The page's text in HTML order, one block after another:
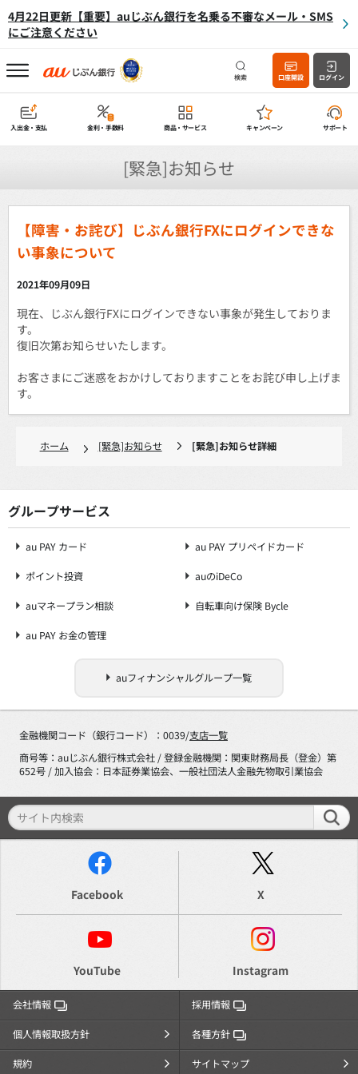
4月22日更新【重要】auじぶん銀行を名乗る不審なメール・SMS
にご注意ください
検索 口座開設 ログイン
入出金・支払 金利・手数料 商品・サービス キャンペーン サポート
[緊急]お知らせ
【障害・お詫び】じぶん銀行FXにログインできな
い事象について
2021年09月09日
現在、じぶん銀行FXにログインできない事象が発生しておりま
す。
復旧次第お知らせいたします。
お客さまにご迷惑をおかけしておりますことをお詫び申し上げま
す。
ホーム [緊急]お知らせ [緊急]お知らせ詳細
グループサービス
au PAY カード au PAY プリペイドカード
ポイント投資 auのiDeCo
auマネープラン相談 自転車向け保険 Bycle
au PAY お金の管理
auフィナンシャルグループ一覧
金融機関コード（銀行コード）：0039/支店一覧
商号等：auじぶん銀行株式会社 / 登録金融機関：関東財務局長（登金）第
652号 / 加入協会：日本証券業協会、一般社団法人金融先物取引業協会
Facebook X
YouTube Instagram
会社情報 採用情報
個人情報取扱方針 各種方針
規約 サイトマップ